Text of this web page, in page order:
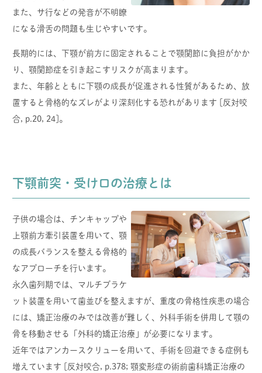
また、サ行などの発音が不明瞭
になる滑舌の問題も生じやすいです。
長期的には、下顎が前方に固定されることで顎関節に負担がかか
り、顎関節症を引き起こすリスクが高まります。
また、年齢とともに下顎の成長が促進される性質があるため、放
置すると骨格的なズレがより深刻化する恐れがあります [反対咬
合, p.20, 24]。
下顎前突・受け口の治療とは
子供の場合は、チンキャップや
上顎前方牽引装置を用いて、顎
の成長バランスを整える骨格的
なアプローチを行います。
永久歯列期では、マルチブラケ
ット装置を用いて歯並びを整えますが、重度の骨格性疾患の場合
には、矯正治療のみでは改善が難しく、外科手術を併用して顎の
骨を移動させる「外科的矯正治療」が必要になります。
近年ではアンカースクリューを用いて、手術を回避できる症例も
増えています [反対咬合, p.378; 顎変形症の術前歯科矯正治療の